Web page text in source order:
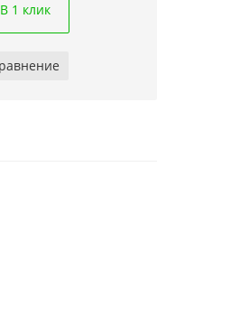
В 1 клик